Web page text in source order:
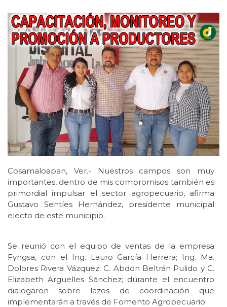
Cosamaloapan, Ver.- Nuestros campos son muy
importantes, dentro de mis compromisos también es
primordial impulsar el sector agropecuario, afirma
Gustavo Sentíes Hernández, presidente municipal
electo de este municipio.
Se reunió con el equipo de ventas de la empresa
Fyngsa, con el Ing. Lauro García Herrera; Ing. Ma.
Dolores Rivera Vázquez; C. Abdon Beltrán Pulido y C.
Elizabeth Arguelles Sánchez; durante el encuentro
dialogaron sobre lazos de coordinación que
implementarán a través de Fomento Agropecuario.